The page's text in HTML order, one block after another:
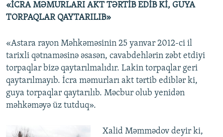
«İCRA MƏMURLARI AKT TƏRTİB EDİB Kİ, GUYA
TORPAQLAR QAYTARILIB»
«Astara rayon Məhkəməsinin 25 yanvar 2012-ci il
tarixli qətnaməsinə əsasən, cavabdehlərin zəbt etdiyi
torpaqlar bizə qaytarılmalıdır. Lakin torpaqlar geri
qaytarılmayıb. İcra məmurları akt tərtib ediblər ki,
guya torpaqlar qaytarılıb. Məcbur olub yenidən
məhkəməyə üz tutduq».
Xalid Məmmədov deyir ki,